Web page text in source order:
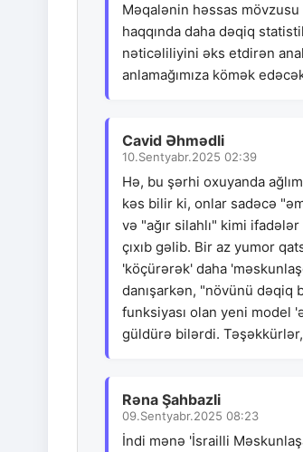
Məqalənin həssas mövzusu
haqqında daha dəqiq
nəticəliliyini əks etdirən
anlamağımıza kömək
Cavid Əhmədli
10.Sentyabr.2025 02:39
Hə, bu şərhi oxuyanda
kəs bilir ki, onlar sadəcə
və "ağır silahlı" kimi
çıxıb gəlib. Bir az yumor
'köçürərək' daha
danışarkən, "növünü dəqiq
funksiyası olan yeni model
güldürə bilərdi.
Rəna Şahbazli
09.Sentyabr.2025 08:23
İndi mənə 'İsrailli